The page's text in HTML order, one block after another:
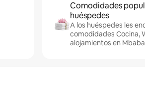
Comodidades
huéspedes
A los huéspedes les
comodidades Cocina,
alojamientos en